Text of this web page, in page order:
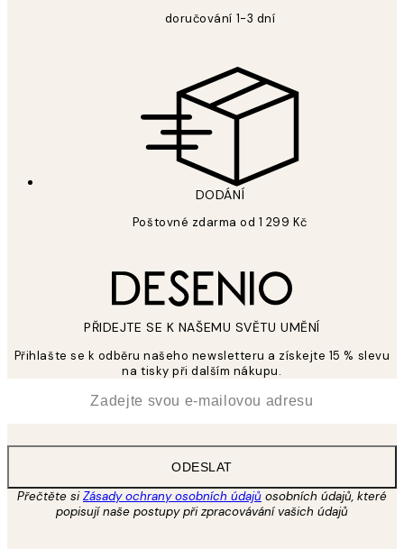
doručování 1-3 dní
DODÁNÍ
Poštovné zdarma od 1 299 Kč
PŘIDEJTE SE K NAŠEMU SVĚTU UMĚNÍ
Přihlašte se k odběru našeho newsletteru a získejte 15 % slevu
na tisky při dalším nákupu.
ODESLAT
Přečtěte siZásady ochrany osobních údajů osobních údajů, které
popisují naše postupy při zpracovávání vašich údajů